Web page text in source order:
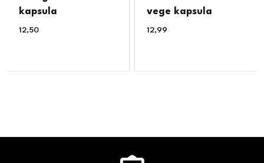
kapsula
12,50
vege kapsula
12,99